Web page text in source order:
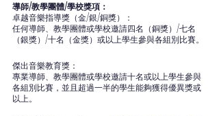
導師/教學團體/學校獎項：
卓越音樂指導獎（金/銀/銅獎）：
任何導師、教學團體或學校邀請四名（銅獎）/七名
（銀獎）/十名（金獎）或以上學生參與各組別比賽。
傑出音樂教育獎：
專業導師、教學團體或學校邀請十名或以上學生參與
各組別比賽，並且超過一半的學生能夠獲得優異獎或
以上。